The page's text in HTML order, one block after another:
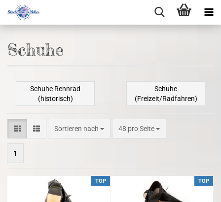
Schuhe
Schuhe Rennrad
(historisch)
Schuhe
(Freizeit/Radfahren)
Sortieren nach 48 pro Seite
1
TOP TOP